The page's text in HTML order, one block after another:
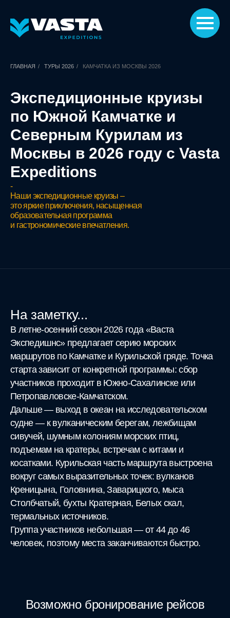
ГЛАВНАЯ / ТУРЫ 2026 / КАМЧАТКА ИЗ МОСКВЫ 2026
Экспедиционные круизы
по Южной Камчатке и
Северным Курилам из
Москвы в 2026 году с Vasta
Expeditions
-
Наши экспедиционные круизы –
это яркие приключения, насыщенная
образовательная программа
и гастрономические впечатления.
На заметку...
В летне-осенний сезон 2026 года «Васта
Экспедишнс» предлагает серию морских
маршрутов по Камчатке и Курильской гряде. Точка
старта зависит от конкретной программы: сбор
участников проходит в Южно-Сахалинске или
Петропавловске-Камчатском.
Дальше — выход в океан на исследовательском
судне — к вулканическим берегам, лежбищам
сивучей, шумным колониям морских птиц,
подъемам на кратеры, встречам с китами и
косатками. Курильская часть маршрута выстроена
вокруг самых выразительных точек: вулканов
Креницына, Головнина, Заварицкого, мыса
Столбчатый, бухты Кратерная, Белых скал,
термальных источников.
Группа участников небольшая — от 44 до 46
человек, поэтому места заканчиваются быстро.
Возможно бронирование рейсов